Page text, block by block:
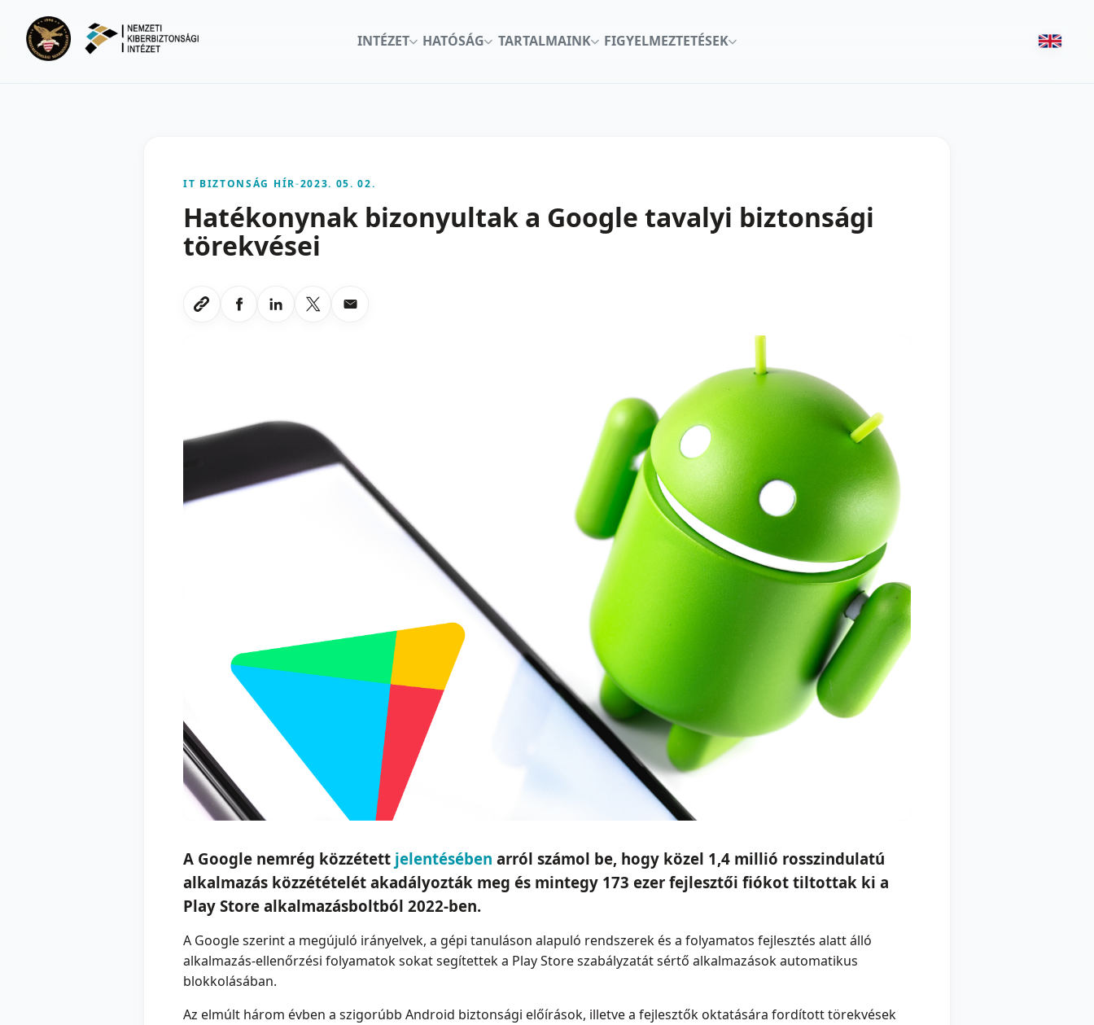
INTÉZET
HATÓSÁG TARTALMAINK FIGYELMEZTETÉSEK
IT BIZTONSÁG HÍR-2023. 05. 02.
Hatékonynak bizonyultak a Google tavalyi biztonsági
törekvései
Link masolasa
Megosztas Facebookon
Megosztas LinkedInen
Megosztas X-en
Megosztas emailben
A Google nemrég közzétett jelentésében arról számol be, hogy közel 1,4 millió rosszindulatú
alkalmazás közzétételét akadályozták meg és mintegy 173 ezer fejlesztői fiókot tiltottak ki a
Play Store alkalmazásboltból 2022-ben.
A Google szerint a megújuló irányelvek, a gépi tanuláson alapuló rendszerek és a folyamatos fejlesztés alatt álló
alkalmazás-ellenőrzési folyamatok sokat segítettek a Play Store szabályzatát sértő alkalmazások automatikus
blokkolásában.
Az elmúlt három évben a szigorúbb Android biztonsági előírások, illetve a fejlesztők oktatására fordított törekvések